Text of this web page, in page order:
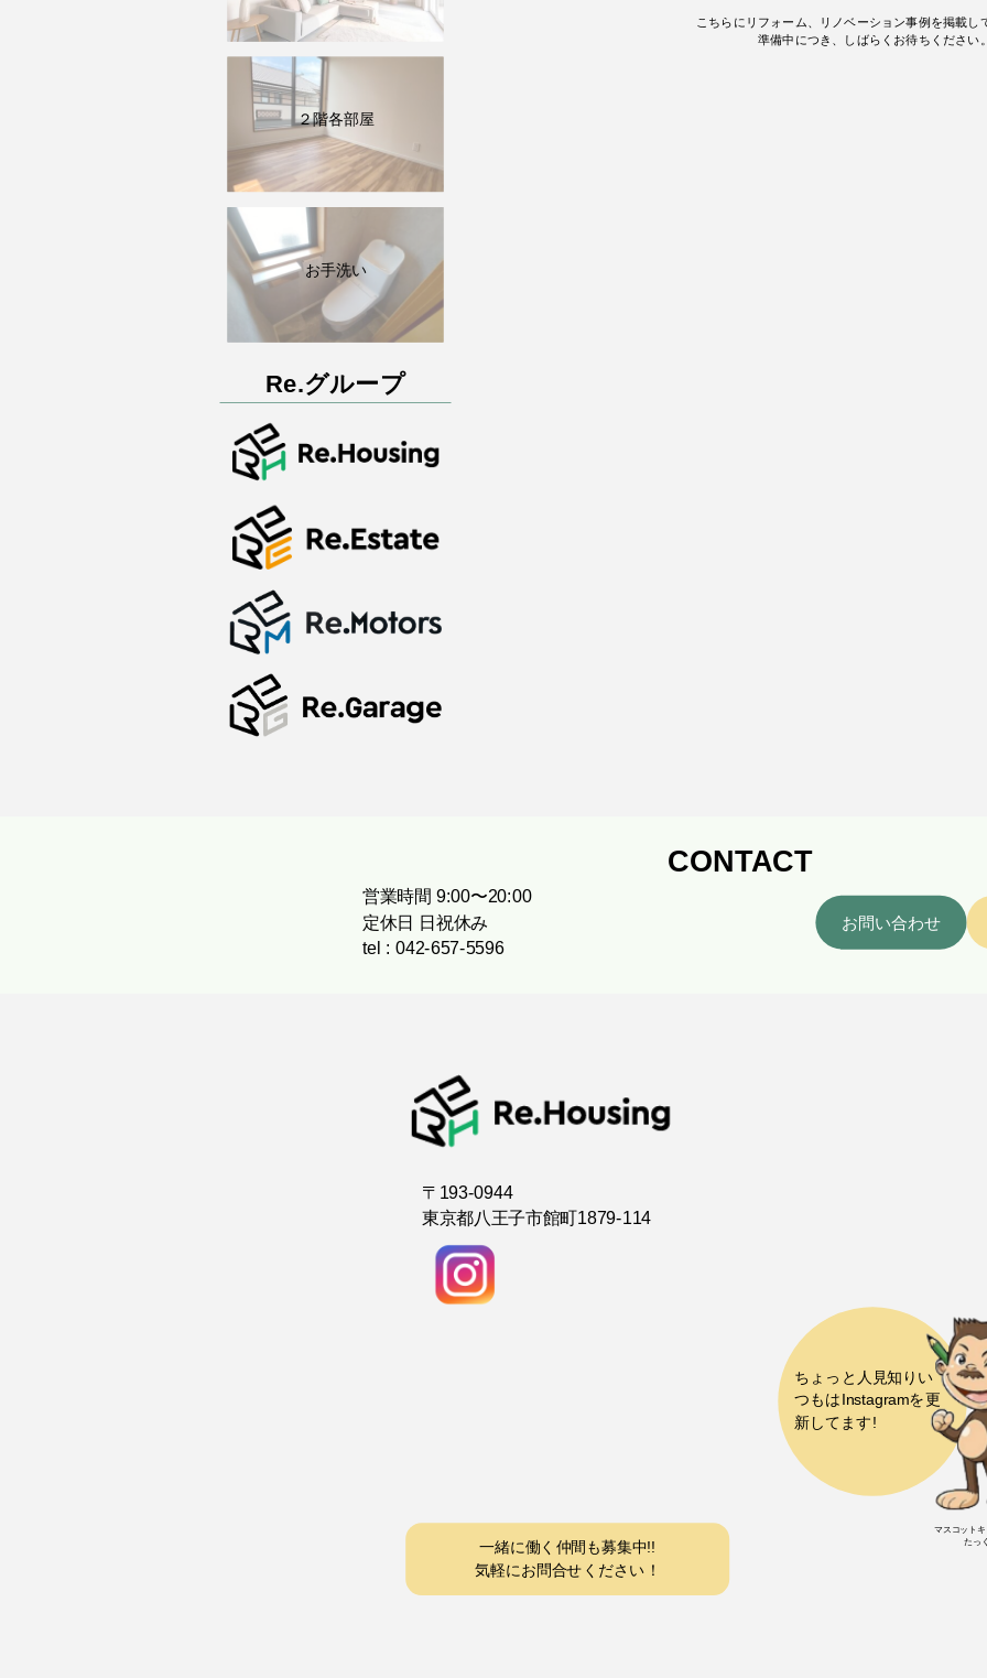
２階各部屋
お手洗い
Re.グループ
こちらにリフォーム、リノベーション事例を掲載し
準備中につき、しばらくお待ちください
CONTACT
営業時間 9:00〜20:00
定休日 日祝休み
tel : 042-657-5596
お問い合わせ
〒193-0944
東京都八王子市館町1879-114
マスコット
たっ
一緒に働く仲間も募集中!!
気軽にお問合せください！